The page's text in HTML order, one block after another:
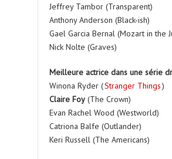
Jeffrey Tambor (Transparent)
Anthony Anderson (Black-ish)
Gael Garcia Bernal (Mozart in the
Nick Nolte (Graves)
Meilleure actrice dans une série
Winona Ryder (Stranger Things)
Claire Foy (The Crown)
Evan Rachel Wood (Westworld)
Catriona Balfe (Outlander)
Keri Russell (The Americans)